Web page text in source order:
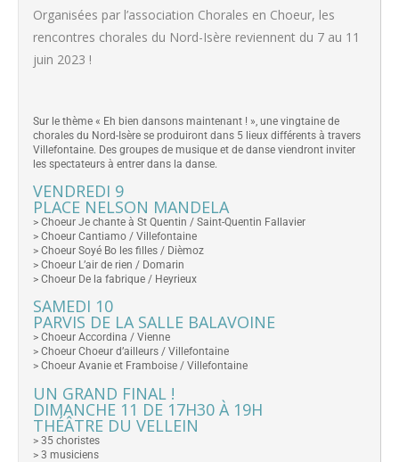
Organisées par l’association Chorales en Choeur, les
rencontres chorales du Nord-Isère reviennent du 7 au 11
juin 2023 !
Sur le thème « Eh bien dansons maintenant ! », une vingtaine de
chorales du Nord-Isère se produiront dans 5 lieux différents à travers
Villefontaine. Des groupes de musique et de danse viendront inviter
les spectateurs à entrer dans la danse.
VENDREDI 9
PLACE NELSON MANDELA
> Choeur Je chante à St Quentin / Saint-Quentin Fallavier
> Choeur Cantiamo / Villefontaine
> Choeur Soyé Bo les filles / Dièmoz
> Choeur L’air de rien / Domarin
> Choeur De la fabrique / Heyrieux
SAMEDI 10
PARVIS DE LA SALLE BALAVOINE
> Choeur Accordina / Vienne
> Choeur Choeur d’ailleurs / Villefontaine
> Choeur Avanie et Framboise / Villefontaine
UN GRAND FINAL !
DIMANCHE 11 DE 17H30 À 19H
THÉÂTRE DU VELLEIN
> 35 choristes
> 3 musiciens